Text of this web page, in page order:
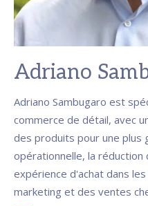
Adriano
Adriano Sambugaro est
commerce de détail, avec
des produits pour une plus
opérationnelle, la
expérience d'achat dans
marketing et des ventes